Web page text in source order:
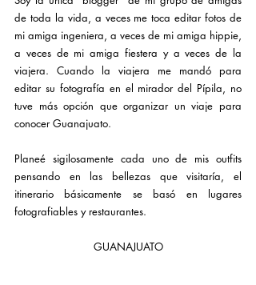
de toda la vida, a veces me toca editar fotos de
mi amiga ingeniera, a veces de mi amiga hippie,
a veces de mi amiga fiestera y a veces de la
viajera. Cuando la viajera me mandó para
editar su fotografía en el mirador del Pípila, no
tuve más opción que organizar un viaje para
conocer Guanajuato.
Planeé sigilosamente cada uno de mis outfits
pensando en las bellezas que visitaría, el
itinerario básicamente se basó en lugares
fotografiables y restaurantes.
GUANAJUATO